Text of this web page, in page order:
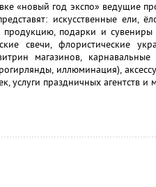
«новый год экспо» ведущие
искусственные ели,
подарки и сувениры
свечи, флористические
магазинов,
иллюминация),
услуги праздничных агентств и